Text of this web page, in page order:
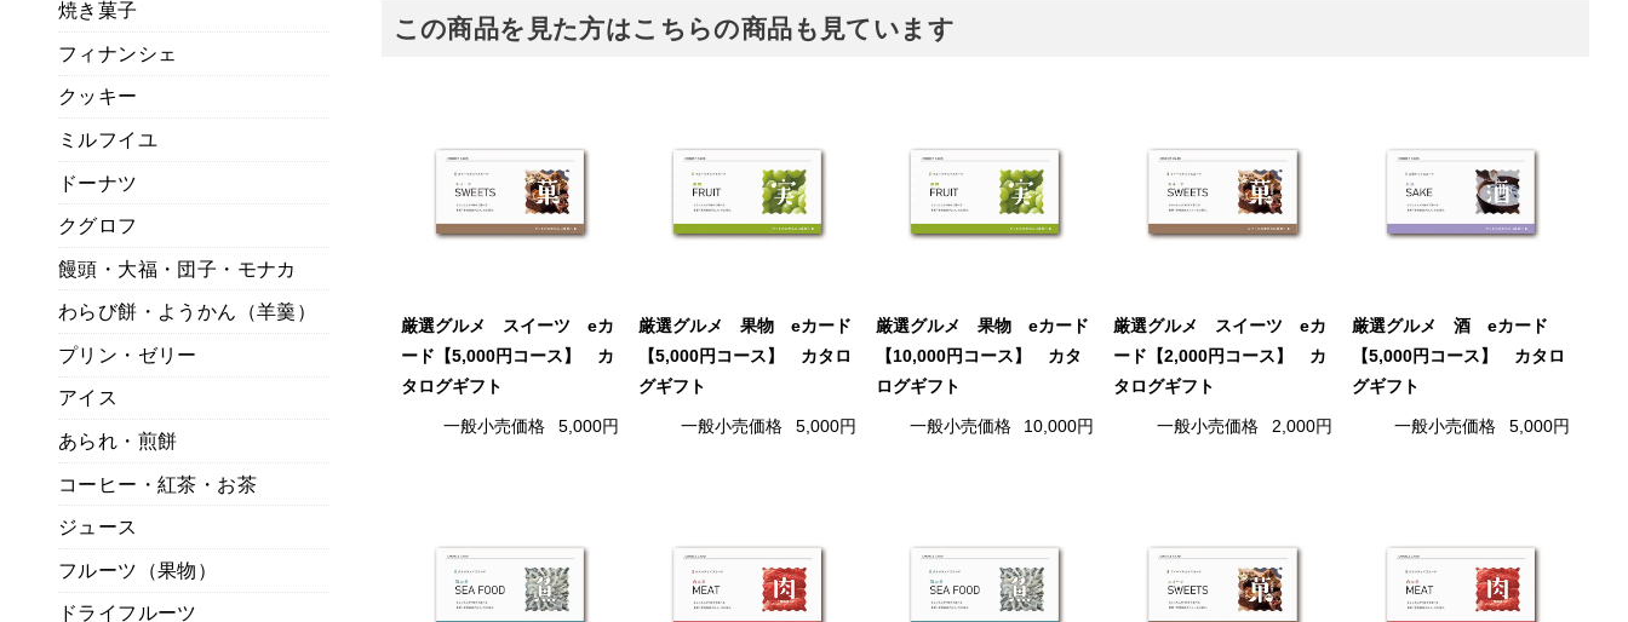
この商品を見た方はこちらの商品も見ています
厳選グルメ スイーツ eカ
ード【5,000円コース】 カ
タログギフト
一般小売価格 5,000円
厳選グルメ 果物 eカード
【5,000円コース】 カタロ
グギフト
一般小売価格 5,000円
厳選グルメ 果物 eカード
【10,000円コース】 カタ
ログギフト
一般小売価格 10,000円
厳選グルメ スイーツ eカ
ード【2,000円コース】 カ
タログギフト
一般小売価格 2,000円
厳選グルメ 酒 eカード
【5,000円コース】 カタロ
グギフト
一般小売価格 5,000円
焼き菓子
フィナンシェ
クッキー
ミルフイユ
ドーナツ
クグロフ
饅頭・大福・団子・モナカ
わらび餅・ようかん（羊羹）
プリン・ゼリー
アイス
あられ・煎餅
コーヒー・紅茶・お茶
ジュース
フルーツ（果物）
ドライフルーツ